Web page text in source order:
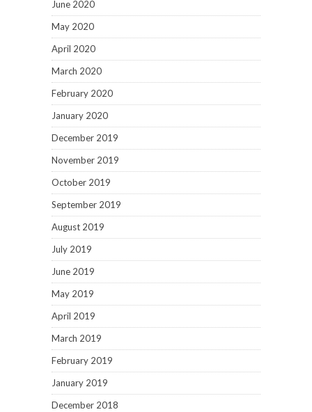
June 2020
May 2020
April 2020
March 2020
February 2020
January 2020
December 2019
November 2019
October 2019
September 2019
August 2019
July 2019
June 2019
May 2019
April 2019
March 2019
February 2019
January 2019
December 2018